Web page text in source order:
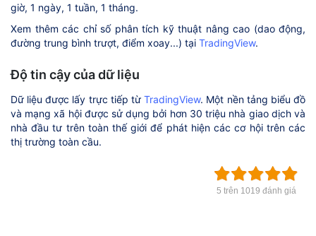
giờ, 1 ngày, 1 tuần, 1 tháng.
Xem thêm các chỉ số phân tích kỹ thuật nâng cao (dao động,
đường trung bình trượt, điểm xoay...) tại TradingView.
Độ tin cậy của dữ liệu
Dữ liệu được lấy trực tiếp từTradingView. Một nền tảng biểu đồ
và mạng xã hội được sử dụng bởi hơn 30 triệu nhà giao dịch và
nhà đầu tư trên toàn thế giới để phát hiện các cơ hội trên các
thị trường toàn cầu.
5 trên 1019 đánh giá